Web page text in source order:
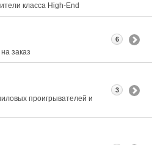
класса Нigh-End
заказ
6
проигрывателей и
3